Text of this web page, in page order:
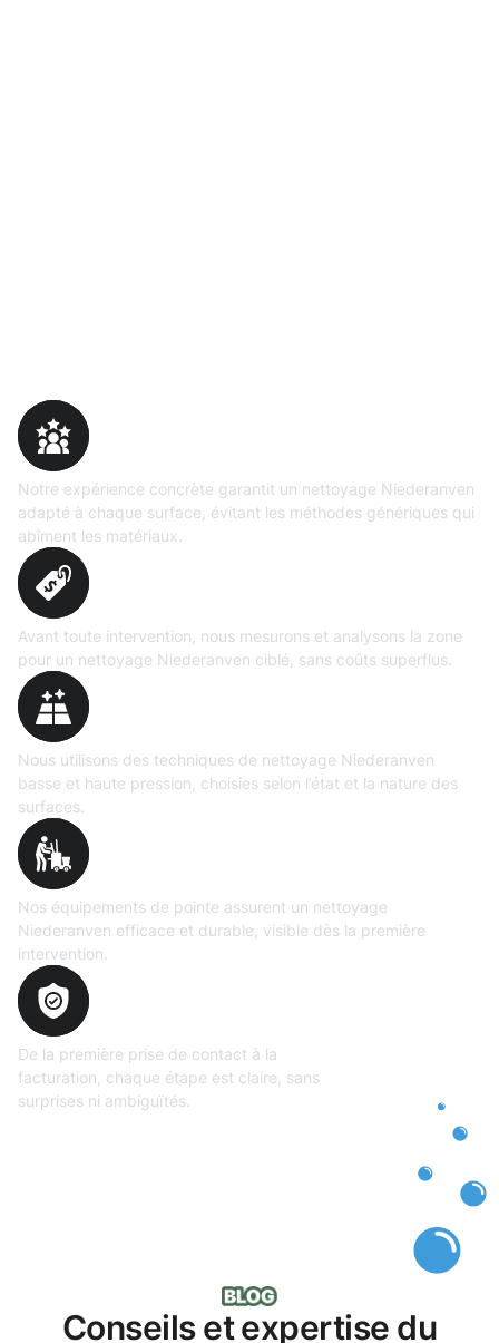
Notre expérience concrète garantit un nettoyage Niederanven
adapté à chaque surface, évitant les méthodes génériques qui
abîment les matériaux.
Avant toute intervention, nous mesurons et analysons la zone
pour un nettoyage Niederanven ciblé, sans coûts superflus.
Nous utilisons des techniques de nettoyage Niederanven
basse et haute pression, choisies selon l’état et la nature des
surfaces.
Nos équipements de pointe assurent un nettoyage
Niederanven efficace et durable, visible dès la première
intervention.
De la première prise de contact à la
facturation, chaque étape est claire, sans
surprises ni ambiguïtés.
Conseils et expertise du